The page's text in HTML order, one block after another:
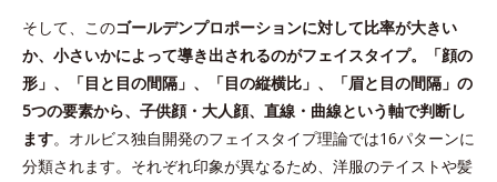
そして、このゴールデンプロポーションに対して比率が大きい
か、小さいかによって導き出されるのがフェイスタイプ。「顔の
形」、「目と目の間隔」、「目の縦横比」、「眉と目の間隔」の
5つの要素から、子供顔・大人顔、直線・曲線という軸で判断し
ます。オルビス独自開発のフェイスタイプ理論では16パターンに
分類されます。それぞれ印象が異なるため、洋服のテイストや髪